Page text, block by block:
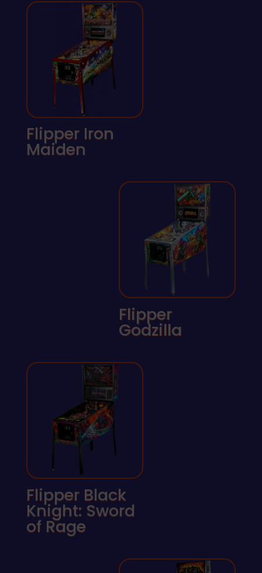
Flipper Iron
Maiden
Flipper
Godzilla
Flipper Black
Knight: Sword
of Rage